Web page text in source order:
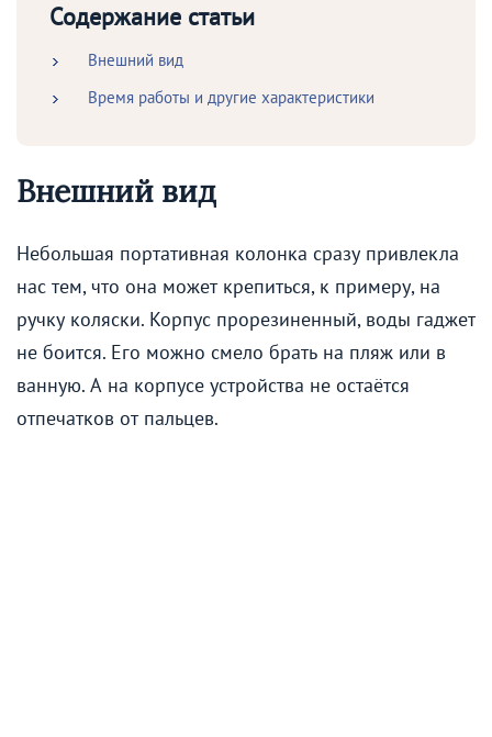
Содержание статьи
Внешний вид
Время работы и другие характеристики
Внешний вид
Небольшая портативная колонка сразу привлекла
нас тем, что она может крепиться, к примеру, на
ручку коляски. Корпус прорезиненный, воды гаджет
не боится. Его можно смело брать на пляж или в
ванную. А на корпусе устройства не остаётся
отпечатков от пальцев.